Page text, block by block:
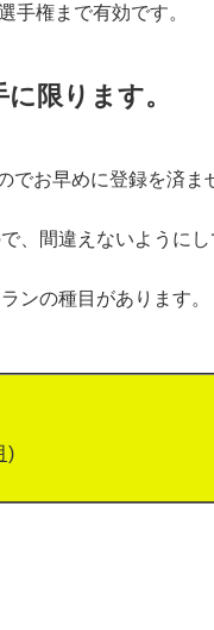
手権まで有効です。
限ります。
でお早めに登録を済ま
、間違えないようにし
ンの種目があります。
)